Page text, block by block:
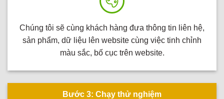
Chúng tôi sẽ cùng khách hàng đưa thông tin liên hệ,
sản phẩm, dữ liệu lên website cùng việc tinh chỉnh
màu sắc, bố cục trên website.
Bước 3: Chạy thử nghiệm